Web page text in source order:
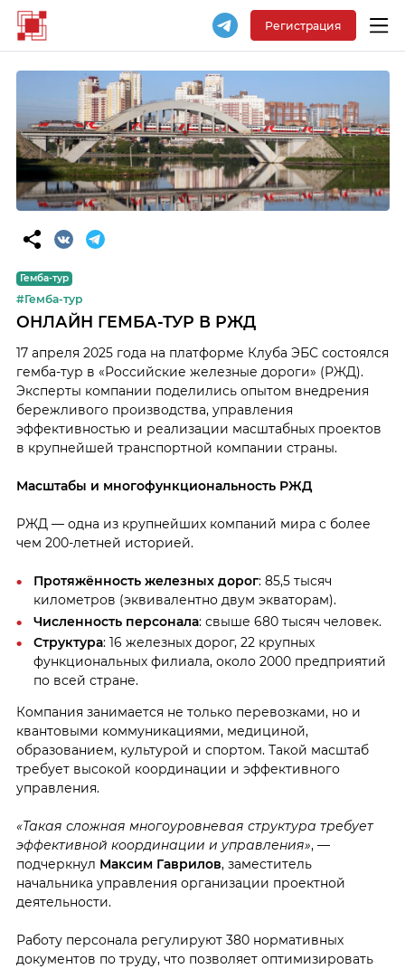
Регистрация
Гемба-тур
#Гемба-тур
ОНЛАЙН ГЕМБА-ТУР В РЖД
17 апреля 2025 года на платформе Клуба ЭБС состоялся
гемба-тур в «Российские железные дороги» (РЖД).
Эксперты компании поделились опытом внедрения
бережливого производства, управления
эффективностью и реализации масштабных проектов
в крупнейшей транспортной компании страны.
Масштабы и многофункциональность РЖД
РЖД — одна из крупнейших компаний мира с более
чем 200-летней историей.
Протяжённость железных дорог: 85,5 тысяч
километров (эквивалентно двум экваторам).
Численность персонала: свыше 680 тысяч человек.
Структура: 16 железных дорог, 22 крупных
функциональных филиала, около 2000 предприятий
по всей стране.
Компания занимается не только перевозками, но и
квантовыми коммуникациями, медициной,
образованием, культурой и спортом. Такой масштаб
требует высокой координации и эффективного
управления.
«Такая сложная многоуровневая структура требует
эффективной координации и управления», —
подчеркнул Максим Гаврилов, заместитель
начальника управления организации проектной
деятельности.
Работу персонала регулируют 380 нормативных
документов по труду, что позволяет оптимизировать